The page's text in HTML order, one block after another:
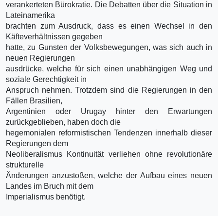
verankerteten Bürokratie. Die Debatten über die Situation in
Lateinamerika
brachten zum Ausdruck, dass es einen Wechsel in den
Käfteverhältnissen gegeben
hatte, zu Gunsten der Volksbewegungen, was sich auch in
neuen Regierungen
ausdrücke, welche für sich einen unabhängigen Weg und
soziale Gerechtigkeit in
Anspruch nehmen. Trotzdem sind die Regierungen in den
Fällen Brasilien,
Argentinien oder Urugay hinter den Erwartungen
zurückgeblieben, haben doch die
hegemonialen reformistischen Tendenzen innerhalb dieser
Regierungen dem
Neoliberalismus Kontinuität verliehen ohne revolutionäre
strukturelle
Änderungen anzustoßen, welche der Aufbau eines neuen
Landes im Bruch mit dem
Imperialismus benötigt.